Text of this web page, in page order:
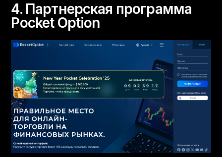
4. Партнерская программа
Pocket Option